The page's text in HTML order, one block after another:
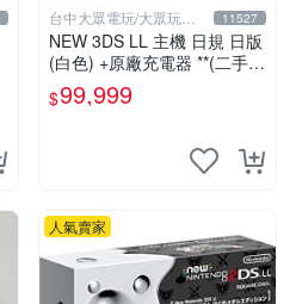
台中大眾電玩/大眾玩具
店
11527
NEW 3DS LL 主機 日規 日版
(白色) +原廠充電器 **(二手主
機-約8~9成新)【台中大眾電
玩】
$99,999
人氣賣家